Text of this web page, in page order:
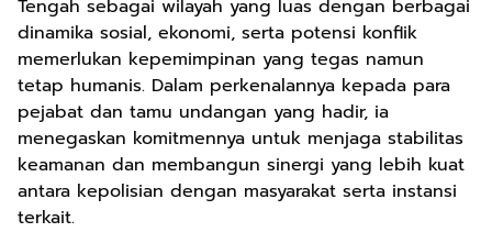
Tengah sebagai wilayah yang luas dengan berbagai
dinamika sosial, ekonomi, serta potensi konflik
memerlukan kepemimpinan yang tegas namun
tetap humanis. Dalam perkenalannya kepada para
pejabat dan tamu undangan yang hadir, ia
menegaskan komitmennya untuk menjaga stabilitas
keamanan dan membangun sinergi yang lebih kuat
antara kepolisian dengan masyarakat serta instansi
terkait.